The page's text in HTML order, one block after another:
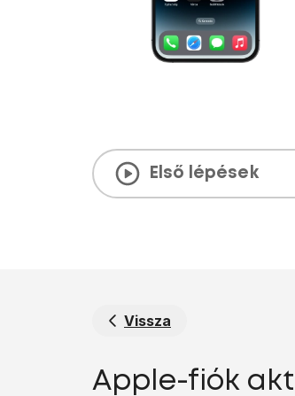
Első lépések
Vissza
Apple-fiók